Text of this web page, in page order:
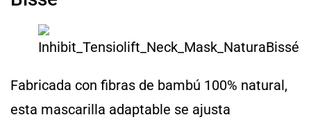
Fabricada con fibras de bambú 100% natural,
esta mascarilla adaptable se ajusta